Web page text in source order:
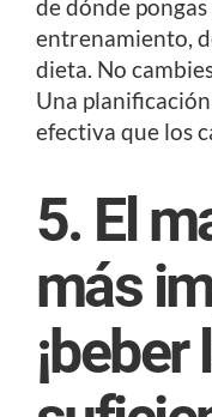
de dónde
entrenamiento,
dieta. No
Una
efectiva que los
5. El
más
¡beber